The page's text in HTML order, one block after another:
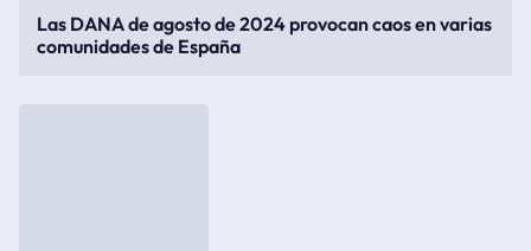
Las DANA de agosto de 2024 provocan caos en varias
comunidades de España